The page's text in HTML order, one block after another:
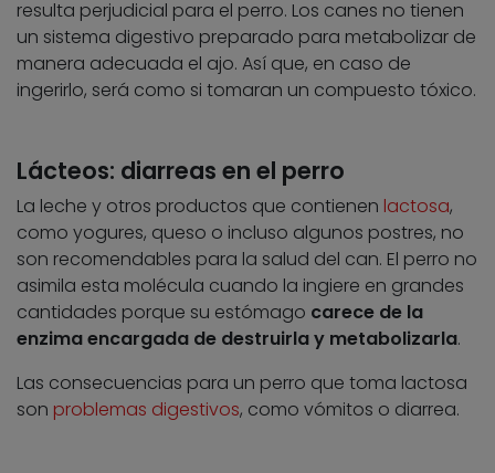
resulta perjudicial para el perro. Los canes no tienen
un sistema digestivo preparado para metabolizar de
manera adecuada el ajo. Así que, en caso de
ingerirlo, será como si tomaran un compuesto tóxico.
Lácteos: diarreas en el perro
La leche y otros productos que contienen lactosa,
como yogures, queso o incluso algunos postres, no
son recomendables para la salud del can. El perro no
asimila esta molécula cuando la ingiere en grandes
cantidades porque su estómago carece de la
enzima encargada de destruirla y metabolizarla.
Las consecuencias para un perro que toma lactosa
son problemas digestivos, como vómitos o diarrea.